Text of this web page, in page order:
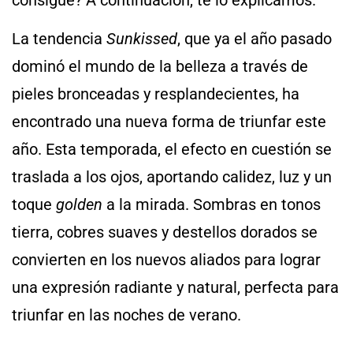
La tendencia Sunkissed, que ya el año pasado
dominó el mundo de la belleza a través de
pieles bronceadas y resplandecientes, ha
encontrado una nueva forma de triunfar este
año. Esta temporada, el efecto en cuestión se
traslada a los ojos, aportando calidez, luz y un
toque golden a la mirada. Sombras en tonos
tierra, cobres suaves y destellos dorados se
convierten en los nuevos aliados para lograr
una expresión radiante y natural, perfecta para
triunfar en las noches de verano.